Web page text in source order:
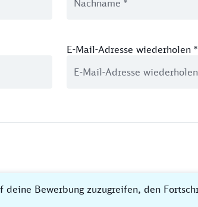
E-Mail-Adresse wiederholen *
Bewerbung zuzugreifen, den